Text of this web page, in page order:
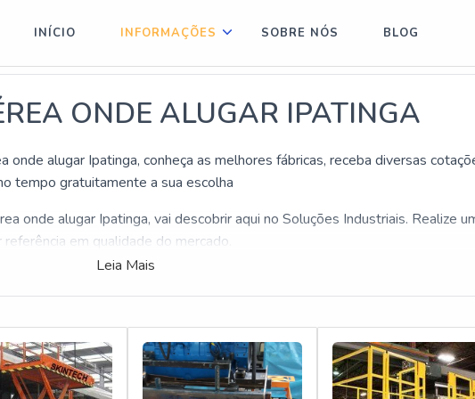
INÍCIO INFORMAÇÕES SOBRE NÓS BLOG
aluguel preço Itaim Paulista Locação de plataforma aérea Cidade Ademar Aluguel
ONDE ALUGAR IPATINGA
alugar Ipatinga, conheça as melhores fábricas, receba diversas
tempo gratuitamente a sua escolha
onde alugar Ipatinga, vai descobrir aqui no Soluções Industriais. Realize
em qualidade do mercado.
aérea onde alugar Ipatinga aqui com os melhores profissionais do
em produzir uma estrutura com material de ótima qualidade e
se tenha Plataforma aérea onde alugar Ipatinga com ótima qualidade.
Leia Mais